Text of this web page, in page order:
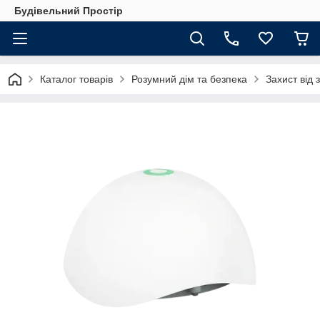
Будівельний Простір
Каталог товарів Розумний дім та безпека Захист від